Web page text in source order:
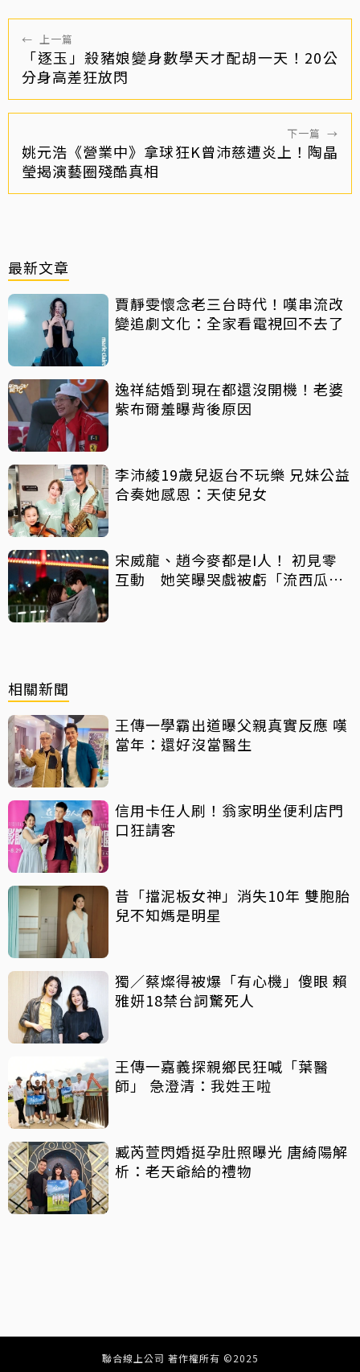
← 上一篇
「逐玉」殺豬娘變身數學天才配胡一天！20公
分身高差狂放閃
下一篇 →
姚元浩《營業中》拿球狂K曾沛慈遭炎上！陶晶
瑩揭演藝圈殘酷真相
最新文章
賈靜雯懷念老三台時代！嘆串流改
變追劇文化：全家看電視回不去了
逸祥結婚到現在都還沒開機！老婆
紫布爾羞曝背後原因
李沛綾19歲兒返台不玩樂 兄妹公益
合奏她感恩：天使兒女
宋威龍、趙今麥都是I人！ 初見零
互動 她笑曝哭戲被虧「流西瓜
相關新聞
王傳一學霸出道曝父親真實反應 嘆
當年：還好沒當醫生
信用卡任人刷！翁家明坐便利店門
口狂請客
昔「擋泥板女神」消失10年 雙胞胎
兒不知媽是明星
獨／蔡燦得被爆「有心機」傻眼 賴
雅妍18禁台詞驚死人
王傳一嘉義探親鄉民狂喊「葉醫
師」 急澄清：我姓王啦
臧芮萱閃婚挺孕肚照曝光 唐綺陽解
析：老天爺給的禮物
聯合線上公司 著作權所有 ©2025